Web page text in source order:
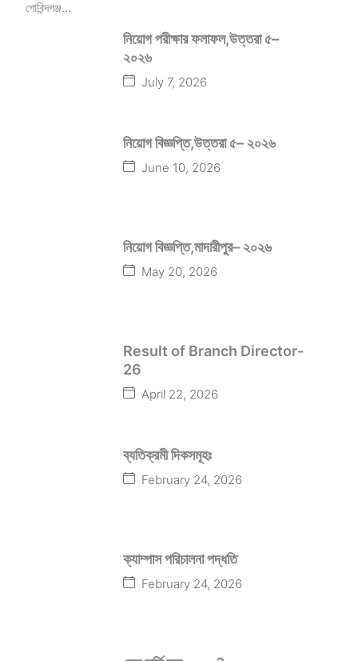
গোবিন্দগঞ্জ...
নিয়োগ পরীক্ষার ফলাফল,উত্তরা ৫–
২০২৬
July 7, 2026
নিয়োগ বিজ্ঞপ্তি,উত্তরা ৫– ২০২৬
June 10, 2026
নিয়োগ বিজ্ঞপ্তি,মাদারীপুর– ২০২৬
May 20, 2026
Result of Branch Director-
26
April 22, 2026
ব্যতিক্রমী দিকসমূহঃ
February 24, 2026
ক্যাম্পাস পরিচালনা পদ্ধতি
February 24, 2026